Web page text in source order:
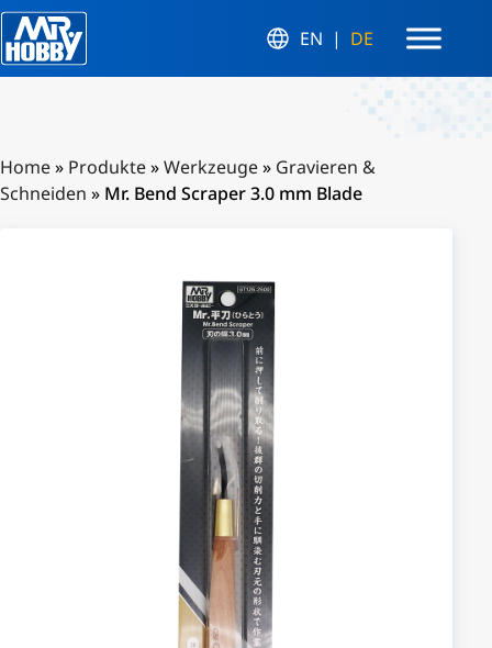
EN DE
Home» Produkte»Werkzeuge» Gravieren &
Schneiden » Mr. Bend Scraper 3.0 mm Blade